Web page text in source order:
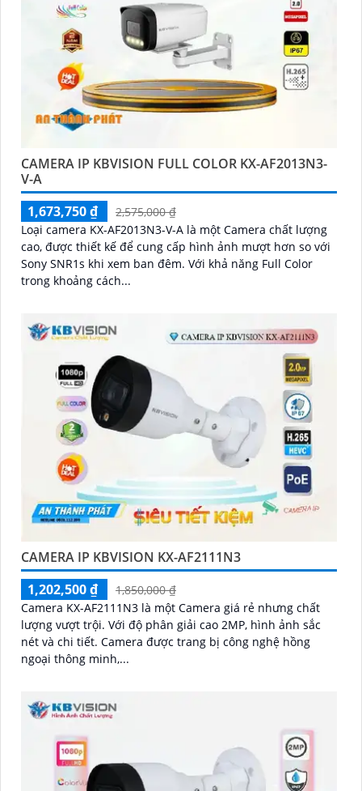
CAMERA IP KBVISION FULL COLOR KX-AF2013N3-
V-A
1,673,750 ₫
2,575,000 ₫
Loại camera KX-AF2013N3-V-A là một Camera chất lượng
cao, được thiết kế để cung cấp hình ảnh mượt hơn so với
Sony SNR1s khi xem ban đêm. Với khả năng Full Color
trong khoảng cách...
CAMERA IP KBVISION KX-AF2111N3
1,202,500 ₫
1,850,000 ₫
Camera KX-AF2111N3 là một Camera giá rẻ nhưng chất
lượng vượt trội. Với độ phân giải cao 2MP, hình ảnh sắc
nét và chi tiết. Camera được trang bị công nghệ hồng
ngoại thông minh,...